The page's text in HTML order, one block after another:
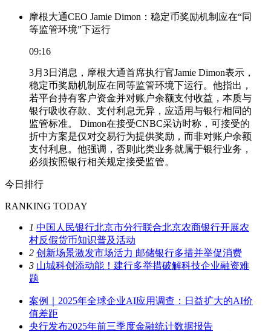
摩根大通CEO Jamie Dimon：稳定币奖励机制应在“同
等监管环境”下运行
09:16
3月3日消息，摩根大通首席执行官Jamie Dimon表示，
稳定币奖励机制应在同等监管环境下运行。他指出，
若平台持有客户资金并对账户余额支付收益，本质与
银行吸收存款、支付利息无异，应适用与银行相同的
监管标准。 Dimon在接受CNBC采访时称，可接受的
折中方案是仅对交易行为提供奖励，而非对账户余额
支付利息。他强调，否则此类业务就属于银行业务，
必须按照银行相关规定接受监管。
今日排行
RANKING TODAY
1 中国人民银行北京市分行联合北京农商银行开展农
村反假货币知识普及活动
2 创新场景激发市场活力 邮储银行多措并举促消费
3 山城科创添动能！建行多举措破解科技企业融资难
题
案例｜2025年全球企业AI应用调查：日益扩大的AI价
值差距
央行发布2025年前三季度金融统计数据报告